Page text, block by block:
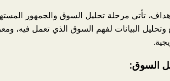
تأتي مرحلة تحليل السوق والجمهور
البيانات لفهم السوق الذي تعمل فيه،
السوق: